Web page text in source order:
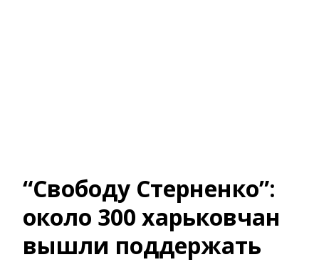
“Свободу Стерненко”:
около 300 харьковчан
вышли поддержать